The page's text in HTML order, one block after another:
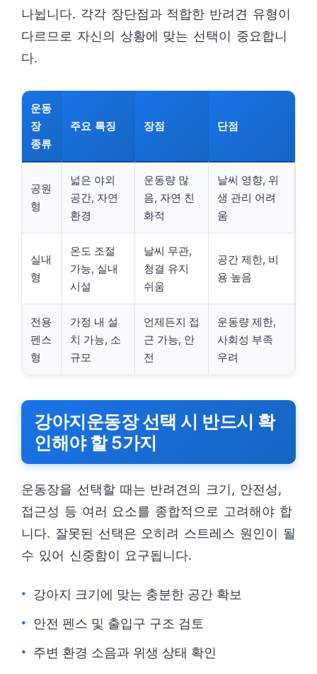
나뉩니다. 각각 장단점과 적합한 반려견 유형이
다르므로 자신의 상황에 맞는 선택이 중요합니
다.
운동
장
종류
주요 특징 장점 단점
공원
형
넓은 야외
공간, 자연
환경
운동량 많
음, 자연 친
화적
날씨 영향, 위
생 관리 어려
움
실내
형
온도 조절
가능, 실내
시설
날씨 무관,
청결 유지
쉬움
공간 제한, 비
용 높음
전용
펜스
형
가정 내 설
치 가능, 소
규모
언제든지 접
근 가능, 안
전
운동량 제한,
사회성 부족
우려
강아지운동장 선택 시 반드시 확
인해야 할 5가지
운동장을 선택할 때는 반려견의 크기, 안전성,
접근성 등 여러 요소를 종합적으로 고려해야 합
니다. 잘못된 선택은 오히려 스트레스 원인이 될
수 있어 신중함이 요구됩니다.
강아지 크기에 맞는 충분한 공간 확보
안전 펜스 및 출입구 구조 검토
주변 환경 소음과 위생 상태 확인